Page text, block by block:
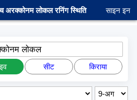
अरक्कोनम लोकल रनिंग स्थिति साइन इन
लोकल
सीट किराया